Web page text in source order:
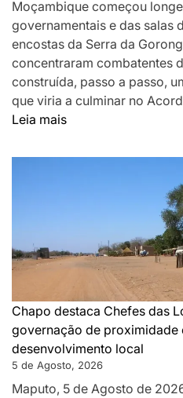
Moçambique começou
governamentais e das salas
encostas da Serra da
concentraram combatentes
construída, passo a passo,
que viria a culminar no
Leia mais:
MONTANHA
DA
PAZ
SILENCIOU
AS
ARMAS
EM
MOÇAMBIQUE
Chapo destaca Chefes das
governação de proximidade
desenvolvimento local
5 de Agosto, 2026
Maputo, 5 de Agosto de